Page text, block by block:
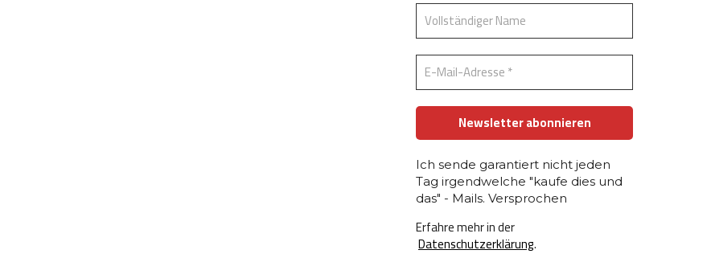
Ich sende garantiert nicht jeden
Tag irgendwelche "kaufe dies und
das" - Mails. Versprochen
Erfahre mehr in der
Datenschutzerklärung.